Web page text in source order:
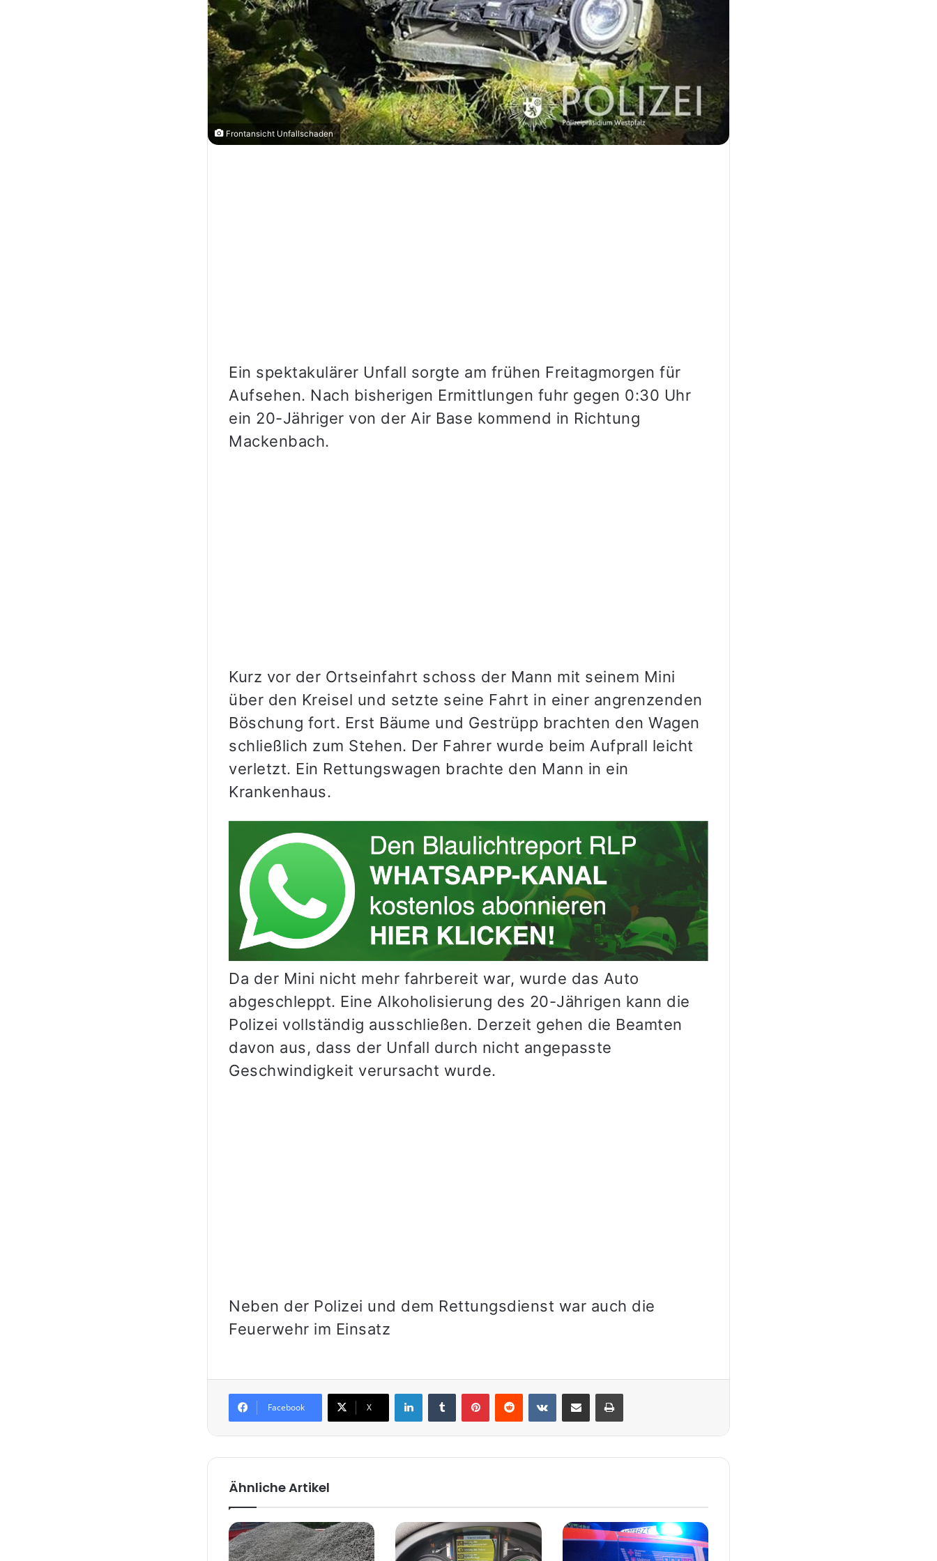
Frontansicht Unfallschaden
Ein spektakulärer Unfall sorgte am frühen Freitagmorgen für
Aufsehen. Nach bisherigen Ermittlungen fuhr gegen 0:30 Uhr
ein 20-Jähriger von der Air Base kommend in Richtung
Mackenbach.
Kurz vor der Ortseinfahrt schoss der Mann mit seinem Mini
über den Kreisel und setzte seine Fahrt in einer angrenzenden
Böschung fort. Erst Bäume und Gestrüpp brachten den Wagen
schließlich zum Stehen. Der Fahrer wurde beim Aufprall leicht
verletzt. Ein Rettungswagen brachte den Mann in ein
Krankenhaus.
Da der Mini nicht mehr fahrbereit war, wurde das Auto
abgeschleppt. Eine Alkoholisierung des 20-Jährigen kann die
Polizei vollständig ausschließen. Derzeit gehen die Beamten
davon aus, dass der Unfall durch nicht angepasste
Geschwindigkeit verursacht wurde.
Neben der Polizei und dem Rettungsdienst war auch die
Feuerwehr im Einsatz
Facebook X
LinkedInTumblr PinterestReddit VKontakte
Teile per E-Mail Drucken
Ähnliche Artikel